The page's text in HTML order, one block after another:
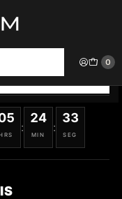
0
VER OFERTAS
:
24
MIN
:
33
SEG